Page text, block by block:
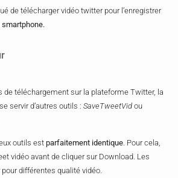
de télécharger vidéo twitter pour l’enregistrer
smartphone.
de téléchargement sur la plateforme Twitter, la
servir d’autres outils : SaveTweetVid ou
outils est parfaitement identique . Pour cela,
vidéo avant de cliquer sur Download. Les
différentes qualité vidéo.